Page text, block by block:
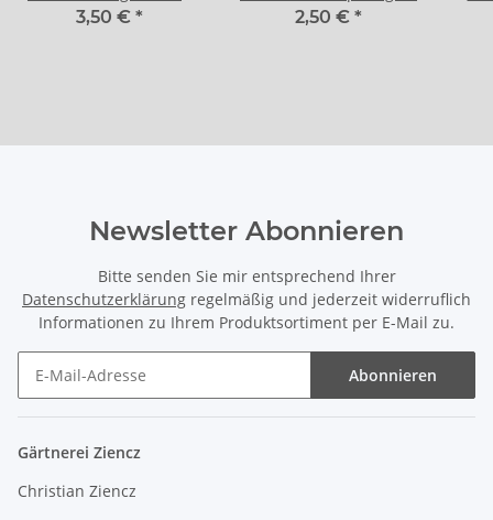
Pearl F1 - im 10,5cm
3,50 € *
2,50 € *
Newsletter Abonnieren
Bitte senden Sie mir entsprechend Ihrer
Datenschutzerklärung regelmäßig und jederzeit widerruflich
Informationen zu Ihrem Produktsortiment per E-Mail zu.
Abonnieren
Gärtnerei Ziencz
Christian Ziencz